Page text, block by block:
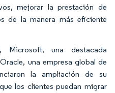
mejorar la prestación de
de la manera más eficiente
Microsoft, una destacada
una empresa global de
la ampliación de su
los clientes puedan migrar